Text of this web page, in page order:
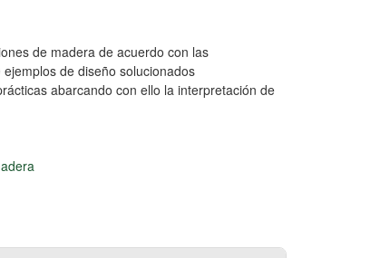
de madera de acuerdo con las
de diseño solucionados
abarcando con ello la interpretación de